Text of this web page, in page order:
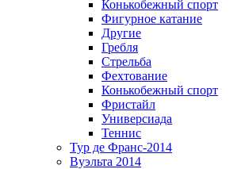
Конькобежный спорт
Фигурное катание
Другие
Гребля
Стрельба
Фехтование
Конькобежный спорт
Фристайл
Универсиада
Теннис
Тур де Франс-2014
Вуэльта 2014